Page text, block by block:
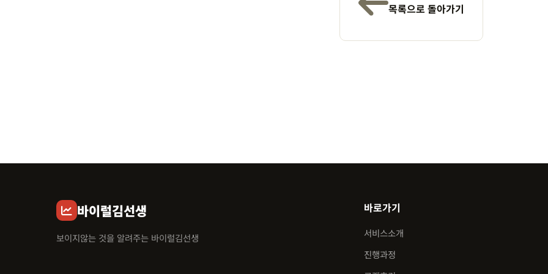
목록으로 돌아가기
바이럴김선생
보이지않는 것을 알려주는 바이럴김선생
바로가기
서비스소개
진행과정